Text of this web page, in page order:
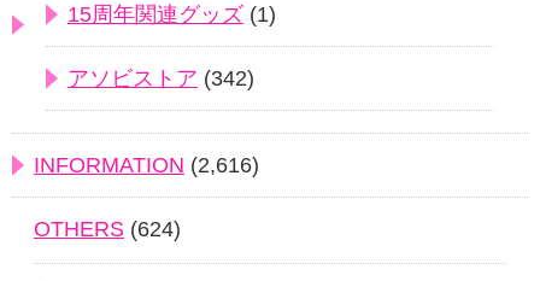
15周年関連グッズ (1)
アソビストア (342)
INFORMATION (2,616)
OTHERS (624)